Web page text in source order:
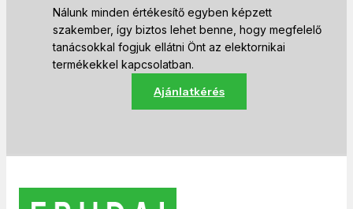
Nálunk minden értékesítő egyben képzett
szakember, így biztos lehet benne, hogy megfelelő
tanácsokkal fogjuk ellátni Önt az elektornikai
termékekkel kapcsolatban.
Ajánlatkérés